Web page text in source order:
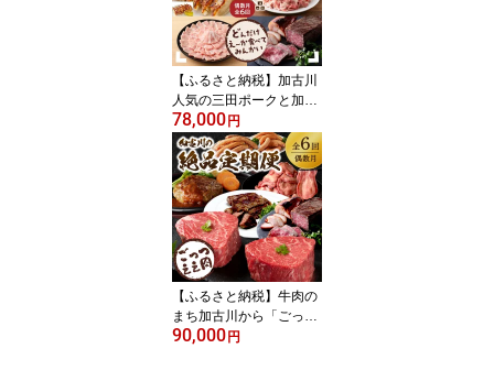
り 送料無料 レトルト 》
【ふるさと納税】加古川
人気の三田ポークと加工
品定期便 偶数月にお届け
《 三田ポーク 豚肉 ブラ
ンド豚 ロース しゃぶし
ゃぶ コソラ餃子 餃子 牛
肉 コロッケ ミンチカツ
ローストビーフ 焼き豚
定期便 お取り寄せ 送料
無料 》
78,000円
【ふるさと納税】牛肉の
まち加古川から「ごっつ
いええ肉」定期便全6回
90,000円